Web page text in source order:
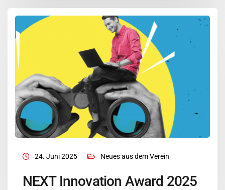
24. Juni 2025 Neues aus dem Verein
NEXT Innovation Award 2025